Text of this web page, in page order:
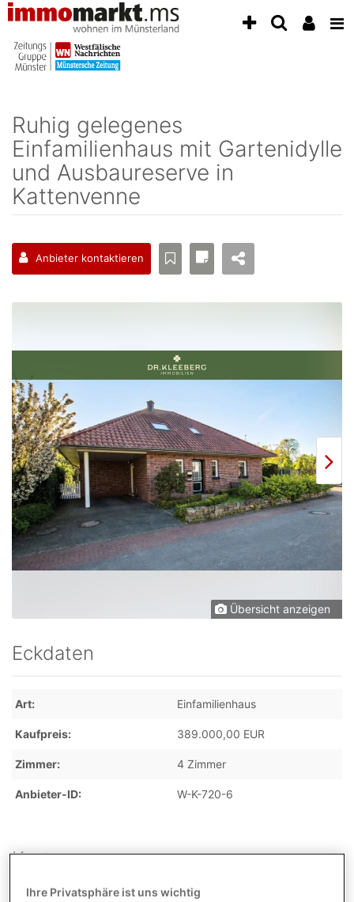
Accessibility
aktivieren
zur
zum
Inhalt
Anzeige
Ruhig gelegenes
Einfamilienhaus mit Gartenidylle
und Ausbaureserve in
Kattenvenne
Anbieter kontaktieren
Übersicht anzeigen
Eckdaten
Art Einfamilienhaus
Kaufpreis 389.000,00 EUR
Zimmer 4 Zimmer
Anbieter-ID W-K-720-6
Kosten
Ihre Privatsphäre ist uns wichtig